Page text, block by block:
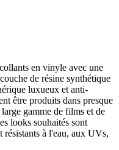
en vinyle avec une
de résine synthétique
luxueux et anti-
être produits dans presque
gamme de films et de
looks souhaités sont
résistants à l'eau, aux UVs,